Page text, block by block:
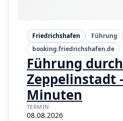
Friedrichshafen
Führung
booking.friedrichshafen.de
Führung
Zeppelinstadt
Minuten
TERMIN
08.08.2026